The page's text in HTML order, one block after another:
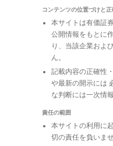
コンテンツの位置づけと正
本サイトは有価証
公開情報をもとに
り、当該企業およ
ん。
記載内容の正確性
や最新の開示には
な判断には一次情
責任の範囲
本サイトの利用に
切の責任を負いませ